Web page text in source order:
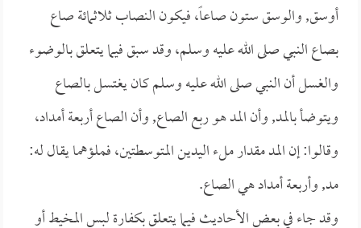
أوسق, والوسق ستون صاعاً، فيكون النصاب ثلاثمائة صاع
بصاع النبي صلى الله عليه وسلم، وقد سبق فيما يتعلق بالوضوء
والغسل أن النبي صلى الله عليه وسلم كان يغتسل بالصاع
ويتوضأ بالمد, وأن المد هو ربع الصاع, وأن الصاع أربعة أمداد،
وقالوا: إن المد مقدار ملء اليدين المتوسطتين، فملؤهما يقال له:
مد, وأربعة أمداد هي الصاع.
وقد جاء في بعض الأحاديث فيما يتعلق بكفارة لبس المخيط أو